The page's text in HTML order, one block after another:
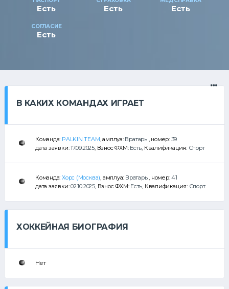
Есть Есть Есть
СОГЛАСИЕ
Есть
В КАКИХ КОМАНДАХ ИГРАЕТ
Команда: PALKIN TEAM, амплуа: Вратарь, номер: 39
дата заявки:17.09.2025, Взнос ФХМ: Есть, Квалификация: Спорт
Команда:Хорс (Москва), амплуа: Вратарь, номер:41
дата заявки:02.10.2025, Взнос ФХМ: Есть, Квалификация: Спорт
ХОККЕЙНАЯ БИОГРАФИЯ
Нет